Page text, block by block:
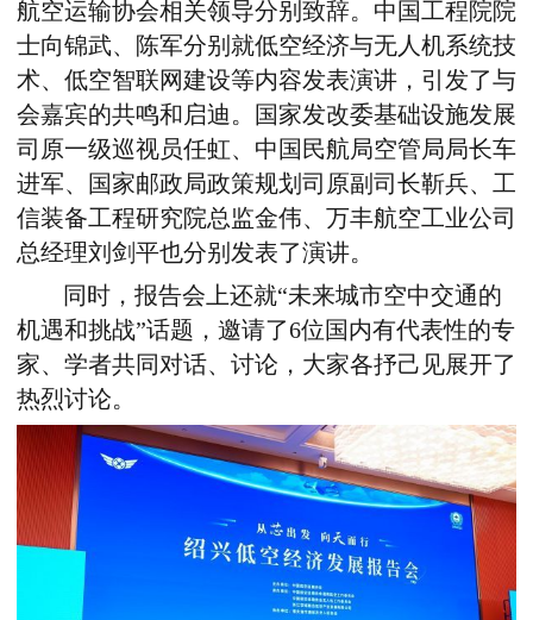
航空运输协会相关领导分别致辞。中国工程院院
士向锦武、陈军分别就低空经济与无人机系统技
术、低空智联网建设等内容发表演讲，引发了与
会嘉宾的共鸣和启迪。国家发改委基础设施发展
司原一级巡视员任虹、中国民航局空管局局长车
进军、国家邮政局政策规划司原副司长靳兵、工
信装备工程研究院总监金伟、万丰航空工业公司
总经理刘剑平也分别发表了演讲。
同时，报告会上还就“未来城市空中交通的
机遇和挑战”话题，邀请了6位国内有代表性的专
家、学者共同对话、讨论，大家各抒己见展开了
热烈讨论。